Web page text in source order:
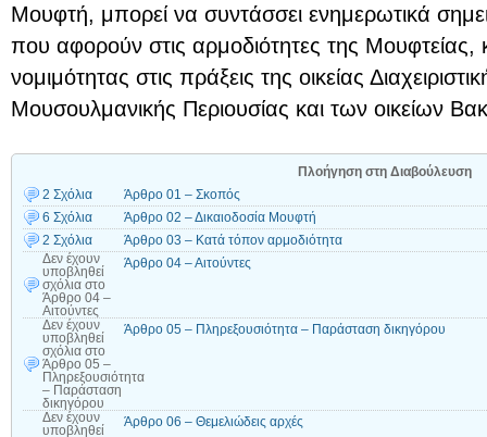
Μουφτή, μπορεί να συντάσσει ενημερωτικά
που αφορούν στις αρμοδιότητες της Μουφτείας,
νομιμότητας στις πράξεις της οικείας
Μουσουλμανικής Περιουσίας και των οικείων
Πλοήγηση στη Διαβούλευση
2 Σχόλια
Άρθρο 01 – Σκοπός
6 Σχόλια
Άρθρο 02 – Δικαιοδοσία Μουφτή
2 Σχόλια
Άρθρο 03 – Κατά τόπον αρμοδιότητα
Δεν έχουν
υποβληθεί
σχόλια στο
Άρθρο 04 –
Αιτούντες
Άρθρο 04 – Αιτούντες
Δεν έχουν
υποβληθεί
σχόλια στο
Άρθρο 05 –
Πληρεξουσιότητα
– Παράσταση
δικηγόρου
Άρθρο 05 – Πληρεξουσιότητα – Παράσταση δικηγόρου
Δεν έχουν
υποβληθεί
Άρθρο 06 – Θεμελιώδεις αρχές